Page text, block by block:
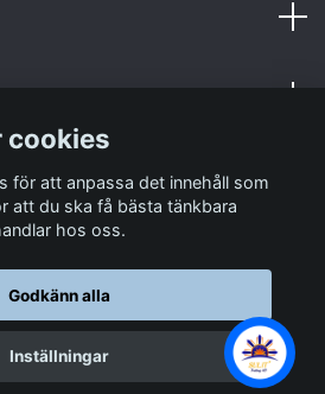
2026 Sulit Trading
cookies
för att anpassa det innehåll som
att du ska få bästa tänkbara
hos oss.
Godkänn alla
Inställningar